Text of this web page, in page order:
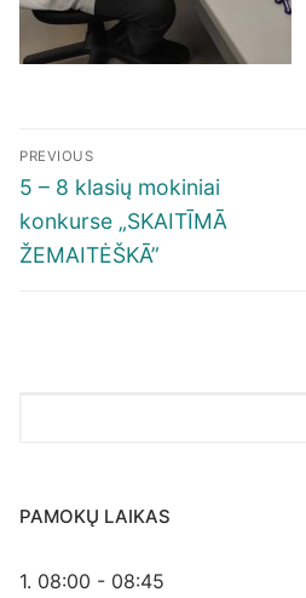
Navigacija
tarp
įrašų
PREVIOUS
Previous
post:
5 – 8 klasių mokiniai
konkurse „SKAITĪMĀ
ŽEMAITĖŠKĀ”
PAMOKŲ LAIKAS
1. 08:00 - 08:45